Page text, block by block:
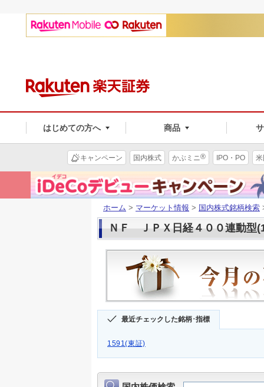
はじめての方へ 商品
キャンペーン 国内株式 かぶミニ® IPO・PO
ホーム > マーケット情報 > 国内株式銘柄検索
ＮＦ ＪＰＸ日経４００連動型
最近チェックした銘柄･指標
1591(東証)